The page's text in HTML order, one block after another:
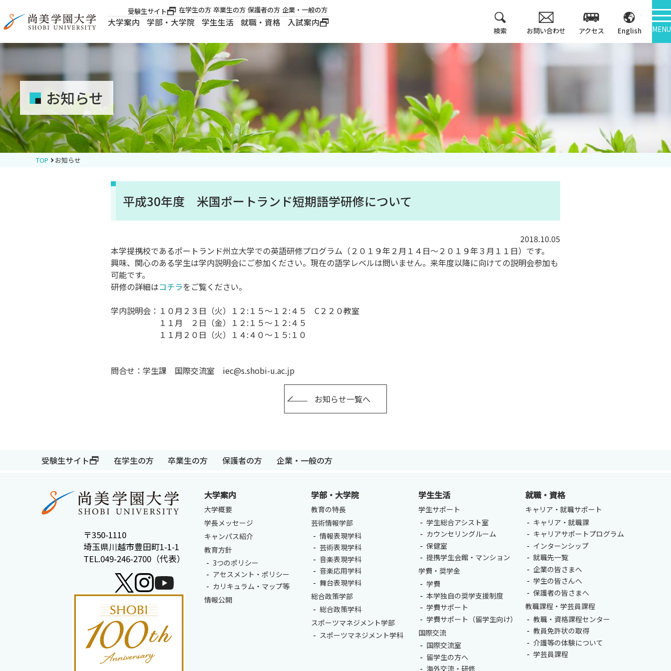
受験生サイト 在学生の方 卒業生の方 保護者の方 企業・一般の方
大学案内 学部・大学院 学生生活 就職・資格 入試案内
検索 お問い合わせ アクセス English MENU
学部・大学院
学生生活
大学案内
建学の精神
ロゴマーク・公式キ
ャラクター
教育方針
カリキュラム・マッ
プ等
キャンパス紹介
中期計画
受験生サイト 在学生の方 保護者の方 企業・一般の方 ENGLISH
総合認証基盤システム（要ログイン）
お知らせ
TOP お知らせ
平成30年度 米国ポートランド短期語学研修について
2018.10.05
本学提携校であるポートランド州立大学での英語研修プログラム（２０１９年２月１４日～２０１９年３月１１日）です。
興味、関心のある学生は学内説明会にご参加ください。現在の語学レベルは問いません。来年度以降に向けての説明会参加も
可能です。
研修の詳細はコチラをご覧ください。
学内説明会：１０月２３日（火）１２:１５～１２:４５ C２２０教室
１１月 ２日（金）１２:１５～１２:４５
１１月２０日（火）１４:４０～１５:１０
問合せ：学生課 国際交流室 iec@s.shobi-u.ac.jp
お知らせ一覧へ
受験生サイト 在学生の方 卒業生の方 保護者の方 企業・一般の方
〒350-1110
埼玉県川越市豊田町1-1-1
TEL.049-246-2700（代表）
大学案内
大学概要
学長メッセージ
キャンパス紹介
教育方針
3つのポリシー
アセスメント・ポリシー
カリキュラム・マップ等
情報公開
学部・大学院
教育の特長
芸術情報学部
情報表現学科
芸術表現学科
音楽表現学科
音楽応用学科
舞台表現学科
総合政策学部
総合政策学科
スポーツマネジメント学部
スポーツマネジメント学科
学生生活
学生サポート
学生総合アシスト室
カウンセリングルーム
保健室
提携学生会館・マンション
学費・奨学金
学費
本学独自の奨学支援制度
学費サポート
学費サポート（留学生向け）
国際交流
国際交流室
留学生の方へ
海外交流・研修
就職・資格
キャリア・就職サポート
キャリア・就職課
キャリアサポートプログラム
インターンシップ
就職先一覧
企業の皆さまへ
学生の皆さんへ
保護者の皆さまへ
教職課程・学芸員課程
教職・資格課程センター
教員免許状の取得
介護等の体験について
学芸員課程